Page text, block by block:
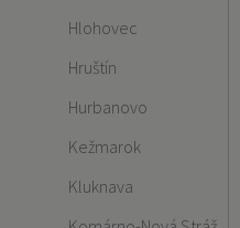
Hlohovec
Hruštín
Hurbanovo
Kežmarok
Kluknava